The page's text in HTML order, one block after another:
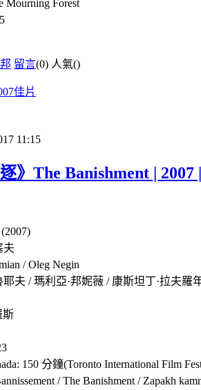
Mourning Forest
留言(0) 人氣()
佳片
11:15
》The Banishment |
夫
/ Oleg Negin
夫 / 瑪利亞·邦妮薇 / 康斯坦丁·拉夫羅
斯
150 分鐘(Toronto International Film
/ The Banishment / Zapakh